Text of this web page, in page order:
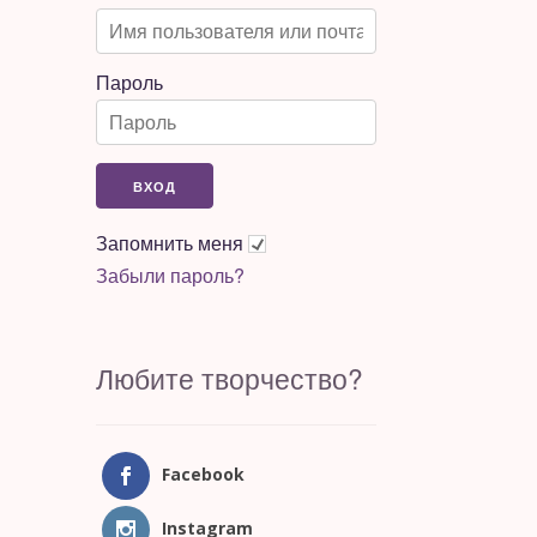
Пароль
Запомнить меня
Забыли пароль?
Любите творчество?
Facebook
Instagram